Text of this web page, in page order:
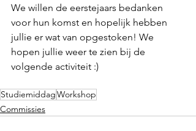
We willen de eerstejaars bedanken
voor hun komst en hopelijk hebben
jullie er wat van opgestoken! We
hopen jullie weer te zien bij de
volgende activiteit :)
StudiemiddagWorkshop
Commissies